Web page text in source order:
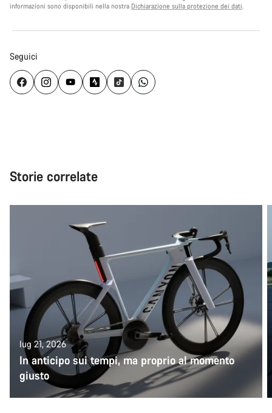
informazioni sono disponibili nella nostra Dichiarazione sulla protezione dei dati
Seguici
Storie correlate
lug 21, 2026
In anticipo sui tempi, ma proprio al momento
giusto